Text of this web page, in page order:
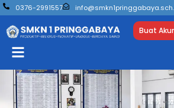
0376-2991557
Buat